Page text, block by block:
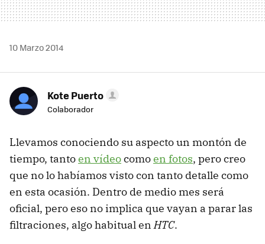
10 Marzo 2014
Kote Puerto
Colaborador
Llevamos conociendo su aspecto un montón de
tiempo, tantoen vídeocomoen fotos, pero creo
que no lo habíamos visto con tanto detalle como
en esta ocasión. Dentro de medio mes será
oficial, pero eso no implica que vayan a parar las
filtraciones, algo habitual enHTC.